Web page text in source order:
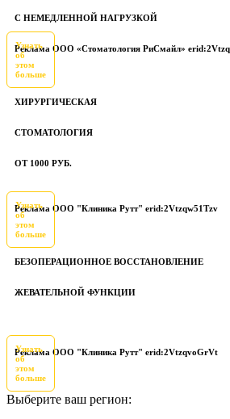
С НЕМЕДЛЕННОЙ НАГРУЗКОЙ
Реклама ООО «Стоматология РиСмайл»
Узнать
об
этом
больше
ХИРУРГИЧЕСКАЯ
СТОМАТОЛОГИЯ
ОТ 1000 РУБ.
Реклама ООО "Клиника Рутт" erid:2Vtzqw51Tzv
Узнать
об
этом
больше
БЕЗОПЕРАЦИОННОЕ ВОССТАНОВЛЕНИЕ
ЖЕВАТЕЛЬНОЙ ФУНКЦИИ
Реклама ООО "Клиника Рутт" erid:2VtzqvoGrVt
Узнать
об
этом
больше
Выберите ваш регион: